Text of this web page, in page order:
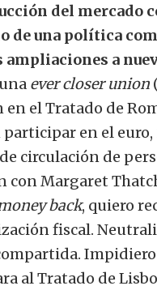
del mercado
de una política
ampliaciones a
ever closer union
el Tratado de
en el
circulación de
con Margaret
back, quiero
fiscal.
al Tratado de